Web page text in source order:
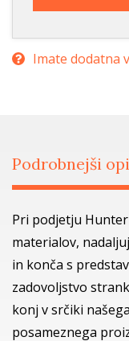
Imate dodatna
Podrobnejši
Pri podjetju
materialov,
in konča s
zadovoljstvo
konj v srčiki
posameznega